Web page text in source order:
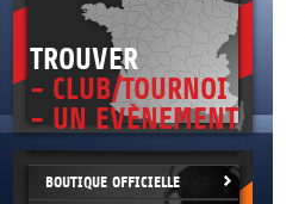
TROUVER
- CLUB/TOURNOI
- UN EVÈNEMENT
BOUTIQUE OFFICIELLE